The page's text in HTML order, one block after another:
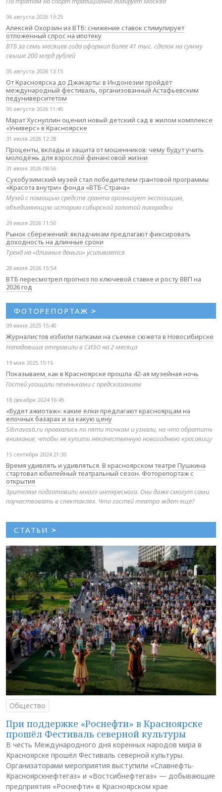
06 августа 2026 13:25
Алексей Охорзин из ВТБ: снижение ставок стимулирует
отложенный спрос на ипотеку
ВТБ за семь месяцев года оформил более 41 тыс. сделок на сумму
свыше 200 млрд рублей
05 августа 2026 13:15
От Красноярска до Джакарты: в Индонезии пройдёт
международный фестиваль, организованный Астафьевским
педуниверситетом
05 августа 2026 11:45
Марат Хуснуллин оценил новый детский сад в жилом комплексе
«Универс» в Красноярске
31 июля 2026 12:28
Проценты, вклады и защита от мошенников: чему будут учить
молодёжь для взрослой финансовой жизни
31 июля 2026 08:56
Сухобузимский музей стал победителем грантовой программы
«Красота внутри» фонда «ВТБ-Страна»
Музей с помощью средств гранта организует экспозицию,
объединяющую историю сибирской золотой лихорадки
29 июля 2026 11:50
Рынок сбережений: вкладчикам предлагают фиксировать
доходность на длинные сроки
Тренд на «длинные деньги» усиливается
28 июля 2026 15:54
ВТБ пересмотрел прогноз по ключевой ставке и росту ВВП на
2026 год
ФОТОРЕПОРТАЖ >
09 июня 2025 15:40
Журналистов избили палками на съемке сюжета в Новосибирске
Нападавших отправили в СИЗО на 2 месяца
19 мая 2025 15:15
Показываем, как в Красноярске прошла 42-ая музейная ночь
Гостей угощали печеньками с предсказанием
18 декабря 2024 16:45
«Будет ажиотаж»: какие елки предлагают красноярцам на
елочных базарах и за какую цену
Sibnovosti.ru проехались по пяти точкам и узнали, на что обратить
внимание, чтобы не купить некачественную новогоднюю красавицу
15 сентября 2024 21:30
Время удивлять и удивляться. В красноярском театре Пушкина
стартовал юбилейный театральный сезон. Фоторепортаж с
открытия
Зрителям подготовили много интересного. Они даже смогут сами
поучаствовать в спектаклях. Что гостей театра ждет еще?
СТАТЬИ >
Общество
При поддержке «Роснефти» в Красноярске
прошёл Фестиваль северной культуры
В честь Международного дня коренных народов мира в
Красноярске прошёл Фестиваль северной культуры.
Организаторами мероприятия выступили «Славнефть-
Красноярскнефтегаз» и «Востсибнефтегаз» — добывающие
предприятия «Роснефти» в Красноярском крае